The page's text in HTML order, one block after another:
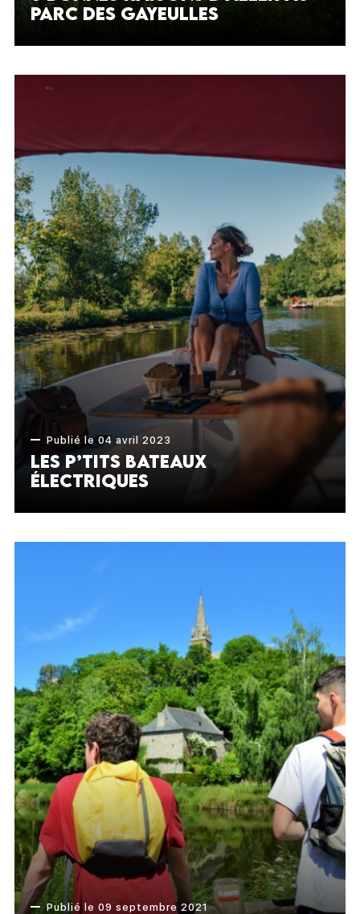
parc des Gayeulles
Publié le 04 avril 2023
Les P’tits Bateaux
électriques
Publié le 09 septembre 2021